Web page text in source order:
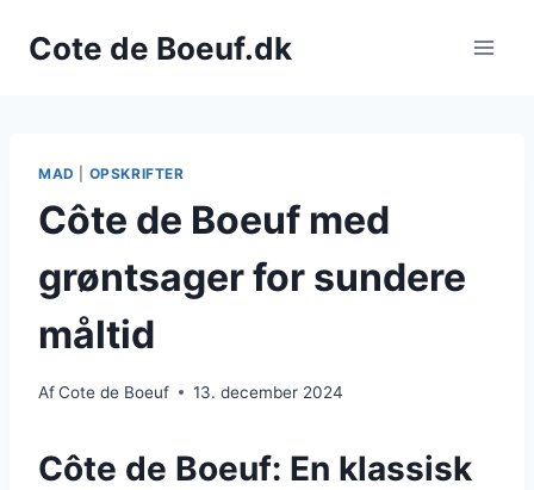
Cote de Boeuf.dk
MAD OPSKRIFTER
Côte de Boeuf med
grøntsager for sundere
måltid
AfCote de Boeuf 13. december 2024
Côte de Boeuf: En klassisk